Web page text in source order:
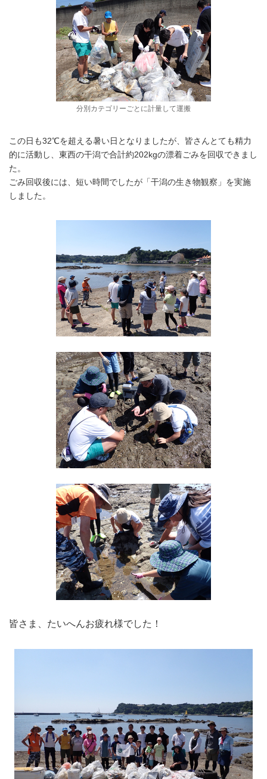
分別カテゴリーごとに計量して運搬
この日も32℃を超える暑い日となりましたが、皆さんとても精力
的に活動し、東西の干潟で合計約202kgの漂着ごみを回収できまし
た。
ごみ回収後には、短い時間でしたが「干潟の生き物観察」を実施
しました。
皆さま、たいへんお疲れ様でした！